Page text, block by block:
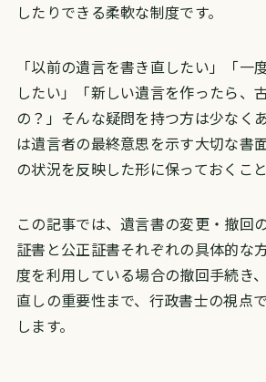
したりできる柔軟な制度です。
「以前の遺言を書き直したい」「一
したい」「新しい遺言を作ったら、
の？」そんな疑問を持つ方は少なく
は遺言者の最終意思を示す大切な書
の状況を反映した形に保っておくこと
この記事では、遺言書の変更・撤回
証書と公正証書それぞれの具体的な
度を利用している場合の撤回手続き
直しの重要性まで、行政書士の視点
します。